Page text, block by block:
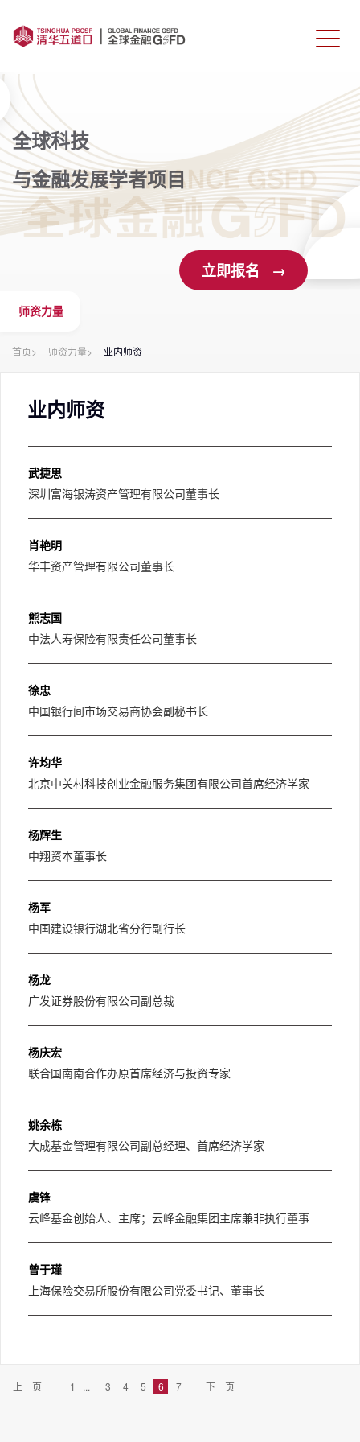
师资力量
学生校友
报名申请
联系我们
全球科技
与金融发展学者项目
立即报名 →
师资力量
业内师资
名师观点
首页> 师资力量> 业内师资
业内师资
武捷思
深圳富海银涛资产管理有限公司董事长
肖艳明
华丰资产管理有限公司董事长
熊志国
中法人寿保险有限责任公司董事长
徐忠
中国银行间市场交易商协会副秘书长
许均华
北京中关村科技创业金融服务集团有限公司首席经济学家
杨辉生
中翔资本董事长
杨军
中国建设银行湖北省分行副行长
杨龙
广发证券股份有限公司副总裁
杨庆宏
联合国南南合作办原首席经济与投资专家
姚余栋
大成基金管理有限公司副总经理、首席经济学家
虞锋
云峰基金创始人、主席；云峰金融集团主席兼非执行董事
曾于瑾
上海保险交易所股份有限公司党委书记、董事长
上一页 1 ... 3 4 5 6 7 下一页